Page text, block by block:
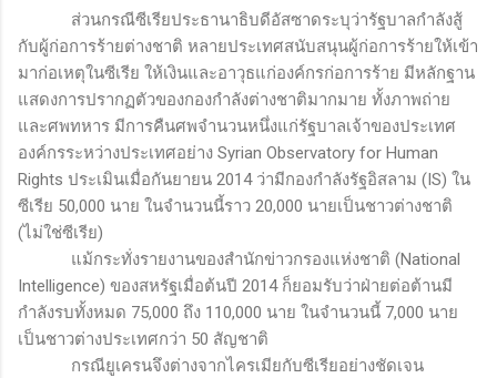
ส่วนกรณีซีเรียประธานาธิบดีอัสซาดระบุว่ารัฐบาลกำลังสู้
กับผู้ก่อการร้ายต่างชาติ หลายประเทศสนับสนุนผู้ก่อการร้ายให้เข้า
มาก่อเหตุในซีเรีย ให้เงินและอาวุธแก่องค์กรก่อการร้าย มีหลักฐาน
แสดงการปรากฏตัวของกองกำลังต่างชาติมากมาย ทั้งภาพถ่าย
และศพทหาร มีการคืนศพจำนวนหนึ่งแก่รัฐบาลเจ้าของประเทศ
องค์กรระหว่างประเทศอย่าง Syrian Observatory for Human
Rights ประเมินเมื่อกันยายน 2014 ว่ามีกองกำลังรัฐอิสลาม (IS) ใน
ซีเรีย 50,000 นาย ในจำนวนนี้ราว 20,000 นายเป็นชาวต่างชาติ
(ไม่ใช่ซีเรีย)
แม้กระทั่งรายงานของสำนักข่าวกรองแห่งชาติ (National
Intelligence) ของสหรัฐเมื่อต้นปี 2014 ก็ยอมรับว่าฝ่ายต่อต้านมี
กำลังรบทั้งหมด 75,000 ถึง 110,000 นาย ในจำนวนนี้ 7,000 นาย
เป็นชาวต่างประเทศกว่า 50 สัญชาติ
กรณียูเครนจึงต่างจากไครเมียกับซีเรียอย่างชัดเจน